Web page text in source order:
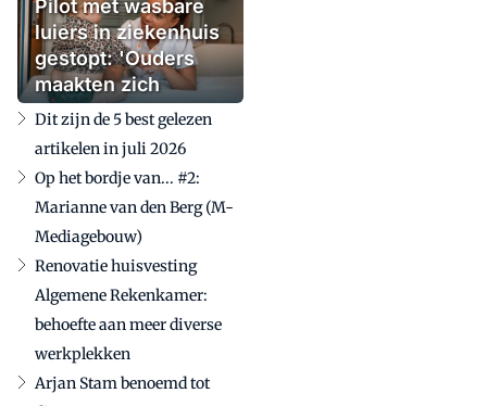
Pilot met wasbare
luiers in ziekenhuis
gestopt: 'Ouders
maakten zich
zorgen'
Dit zijn de 5 best gelezen
artikelen in juli 2026
Op het bordje van... #2:
Marianne van den Berg (M-
Mediagebouw)
Renovatie huisvesting
Algemene Rekenkamer:
behoefte aan meer diverse
werkplekken
Arjan Stam benoemd tot